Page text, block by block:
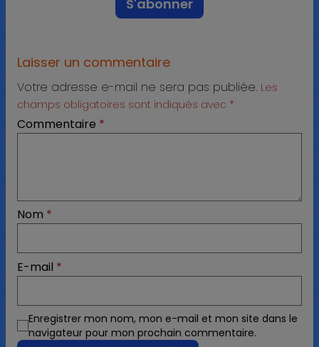
Laisser un commentaire
Votre adresse e-mail ne sera pas publiée. Les
champs obligatoires sont indiqués avec *
Commentaire *
Nom *
E-mail *
Enregistrer mon nom, mon e-mail et mon site dans le
navigateur pour mon prochain commentaire.